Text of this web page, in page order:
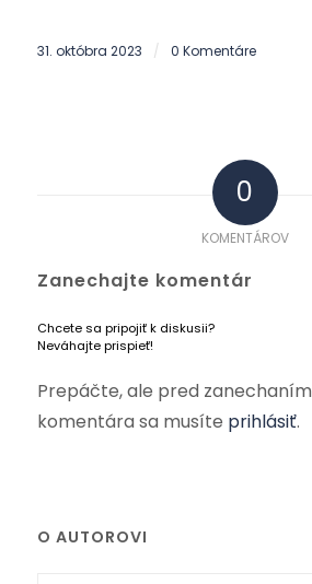
31. októbra 2023 / 0 Komentáre
0
KOMENTÁROV
Zanechajte komentár
Chcete sa pripojiť k diskusii?
Neváhajte prispieť!
Prepáčte, ale pred zanechaním
komentára sa musíte prihlásiť.
O AUTOROVI